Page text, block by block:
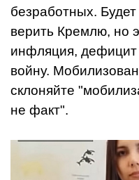
безработных.
верить Кремлю, но
инфляция, дефицит
войну.
склоняйте
не факт".